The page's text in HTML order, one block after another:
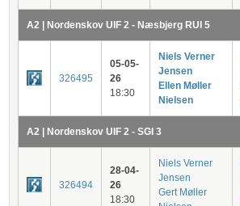
A2 | Nordenskov UIF 2 - Næsbjerg RUI 5
326495
05-05-
26
18:30
Niels Verner
Jensen
Ellen Møller
Nielsen
A2 | Nordenskov UIF 2 - SGI 3
326494
28-04-
26
18:30
Niels Verner
Jensen
Gert Møller